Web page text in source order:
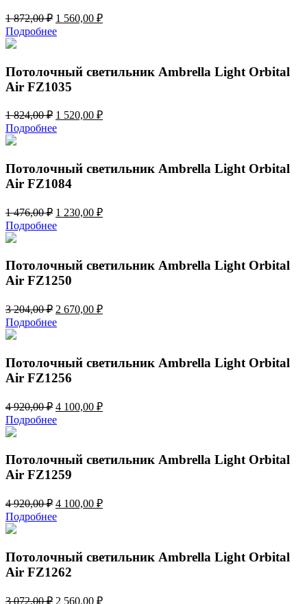
1 872,00₽ Первоначальная
цена
составляла
872,00 ₽.
1 560,00 ₽Текущая
Подробнее
Потолочный светильник Ambrella Light Orbital
Air FZ1035
1 824,00₽ Первоначальная
цена
составляла
824,00 ₽.
1 520,00 ₽Текущая
Подробнее
Потолочный светильник Ambrella Light Orbital
Air FZ1084
1 476,00₽ Первоначальная
цена
составляла
476,00 ₽.
1 230,00 ₽Текущая
Подробнее
Потолочный светильник Ambrella Light Orbital
Air FZ1250
3 204,00₽ Первоначальная
цена
составляла
204,00 ₽.
2 670,00 ₽Текущая
Подробнее
Потолочный светильник Ambrella Light Orbital
Air FZ1256
4 920,00₽ Первоначальная
цена
составляла
920,00 ₽.
4 100,00 ₽Текущая
Подробнее
Потолочный светильник Ambrella Light Orbital
Air FZ1259
4 920,00₽ Первоначальная
цена
составляла
920,00 ₽.
4 100,00 ₽Текущая
Подробнее
Потолочный светильник Ambrella Light Orbital
Air FZ1262
3 072,00₽ Первоначальная
2 560,00 ₽Текущая